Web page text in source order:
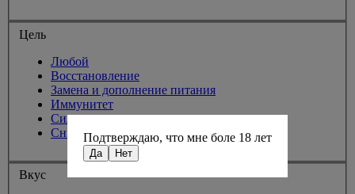
Цель
Любой
Восстановление
Замена и дополнение питания
Иммунитет
Сила и выносливость
Снижение веса
Вкус
Подтверждаю, что мне боле 18 лет
Да Нет